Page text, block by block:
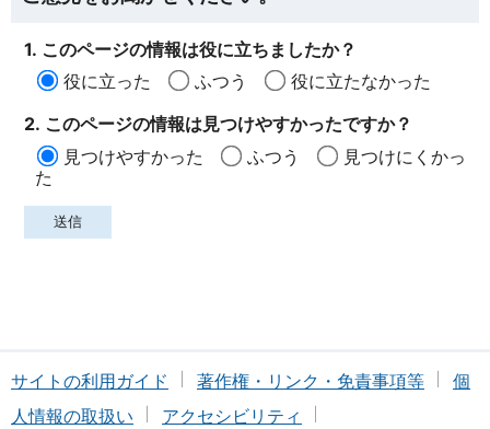
1. このページの情報は役に立ちましたか？
役に立った
ふつう
役に立たなかった
2. このページの情報は見つけやすかったですか？
見つけやすかった
ふつう
見つけにくかっ
た
サイトの利用ガイド 著作権・リンク・免責事項等
個
人情報の取扱い
アクセシビリティ